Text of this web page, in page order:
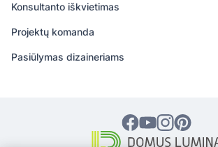
Konsultanto iškvietimas
Projektų komanda
Pasiūlymas dizaineriams